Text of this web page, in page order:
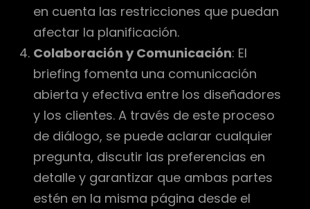
en cuenta las restricciones que puedan
afectar la planificación.
Colaboración y Comunicación: El
briefing fomenta una comunicación
abierta y efectiva entre los diseñadores
y los clientes. A través de este proceso
de diálogo, se puede aclarar cualquier
pregunta, discutir las preferencias en
detalle y garantizar que ambas partes
estén en la misma página desde el